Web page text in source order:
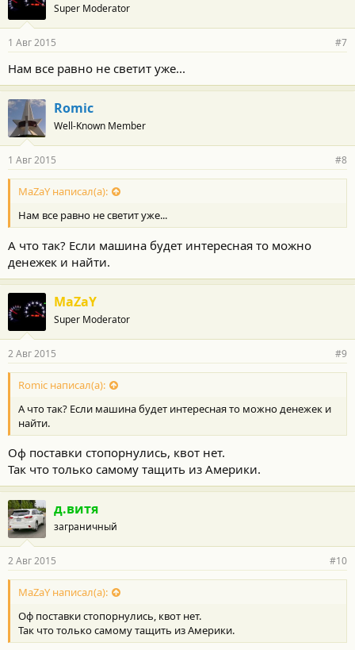
Super Moderator
1 Авг 2015 #7
Нам все равно не светит уже...
Romic
Well-Known Member
1 Авг 2015 #8
MaZaY написал(а):
Нам все равно не светит уже...
А что так? Если машина будет интересная то можно
денежек и найти.
MaZaY
Super Moderator
2 Авг 2015 #9
Romic написал(а):
А что так? Если машина будет интересная то можно денежек и
найти.
Оф поставки стопорнулись, квот нет.
Так что только самому тащить из Америки.
д.витя
заграничный
2 Авг 2015 #10
MaZaY написал(а):
Оф поставки стопорнулись, квот нет.
Так что только самому тащить из Америки.